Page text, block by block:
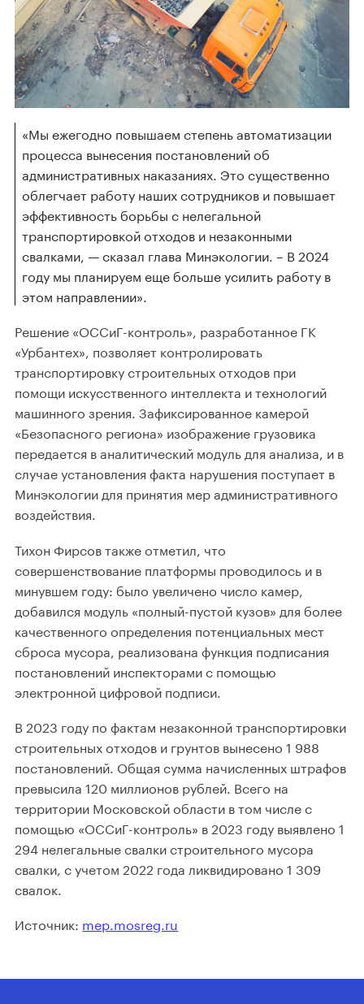
«Мы ежегодно повышаем степень автоматизации
процесса вынесения постановлений об
административных наказаниях. Это существенно
облегчает работу наших сотрудников и повышает
эффективность борьбы с нелегальной
транспортировкой отходов и незаконными
свалками, — сказал глава Минэкологии. – В 2024
году мы планируем еще больше усилить работу в
этом направлении».
Решение «ОССиГ-контроль», разработанное ГК
«Урбантех», позволяет контролировать
транспортировку строительных отходов при
помощи искусственного интеллекта и технологий
машинного зрения. Зафиксированное камерой
«Безопасного региона» изображение грузовика
передается в аналитический модуль для анализа, и в
случае установления факта нарушения поступает в
Минэкологии для принятия мер административного
воздействия.
Тихон Фирсов также отметил, что
совершенствование платформы проводилось и в
минувшем году: было увеличено число камер,
добавился модуль «полный-пустой кузов» для более
качественного определения потенциальных мест
сброса мусора, реализована функция подписания
постановлений инспекторами с помощью
электронной цифровой подписи.
В 2023 году по фактам незаконной транспортировки
строительных отходов и грунтов вынесено 1 988
постановлений. Общая сумма начисленных штрафов
превысила 120 миллионов рублей. Всего на
территории Московской области в том числе с
помощью «ОССиГ-контроль» в 2023 году выявлено 1
294 нелегальные свалки строительного мусора
свалки, с учетом 2022 года ликвидировано 1 309
свалок.
Источник: mep.mosreg.ru